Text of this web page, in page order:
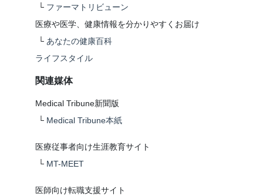
└ ファーマトリビューン
医療や医学、健康情報を分かりやすくお届け
└ あなたの健康百科
ライフスタイル
関連媒体
Medical Tribune新聞版
└ Medical Tribune本紙
医療従事者向け生涯教育サイト
└ MT-MEET
医師向け転職支援サイト